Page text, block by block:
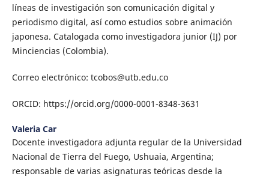
líneas de investigación son comunicación digital y
periodismo digital, así como estudios sobre animación
japonesa. Catalogada como investigadora junior (IJ) por
Minciencias (Colombia).
Correo electrónico: tcobos@utb.edu.co
ORCID: https://orcid.org/0000-0001-8348-3631
Valeria Car
Docente investigadora adjunta regular de la Universidad
Nacional de Tierra del Fuego, Ushuaia, Argentina;
responsable de varias asignaturas teóricas desde la